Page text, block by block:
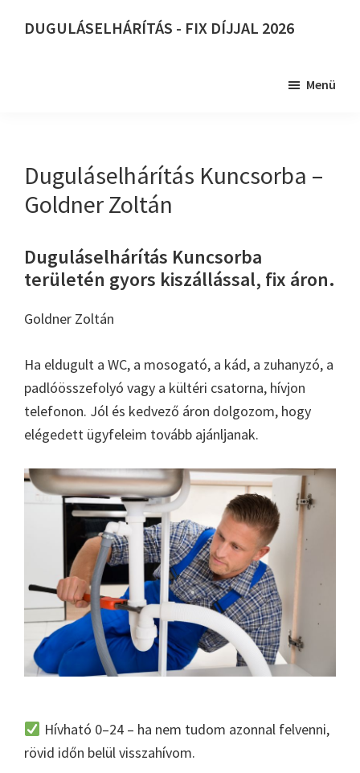
DUGULÁSELHÁRÍTÁS - FIX DÍJJAL 2026
Menü
Duguláselhárítás Kuncsorba –
Goldner Zoltán
Duguláselhárítás Kuncsorba
területén gyors kiszállással, fix áron.
Goldner Zoltán
Ha eldugult a WC, a mosogató, a kád, a zuhanyzó, a
padlóösszefolyó vagy a kültéri csatorna, hívjon
telefonon. Jól és kedvező áron dolgozom, hogy
elégedett ügyfeleim tovább ajánljanak.
Hívható 0–24 – ha nem tudom azonnal felvenni,
rövid időn belül visszahívom.